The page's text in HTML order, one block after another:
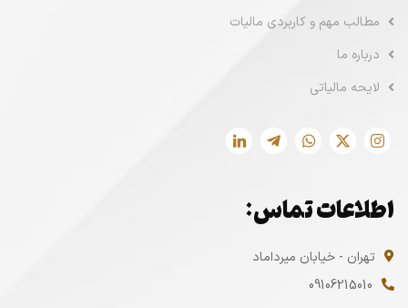
مطالب مهم و کاربردی مالیات
درباره ما
لایحه مالیاتی
اطلاعات تماس:
تهران - خیابان میرداماد
09106215010